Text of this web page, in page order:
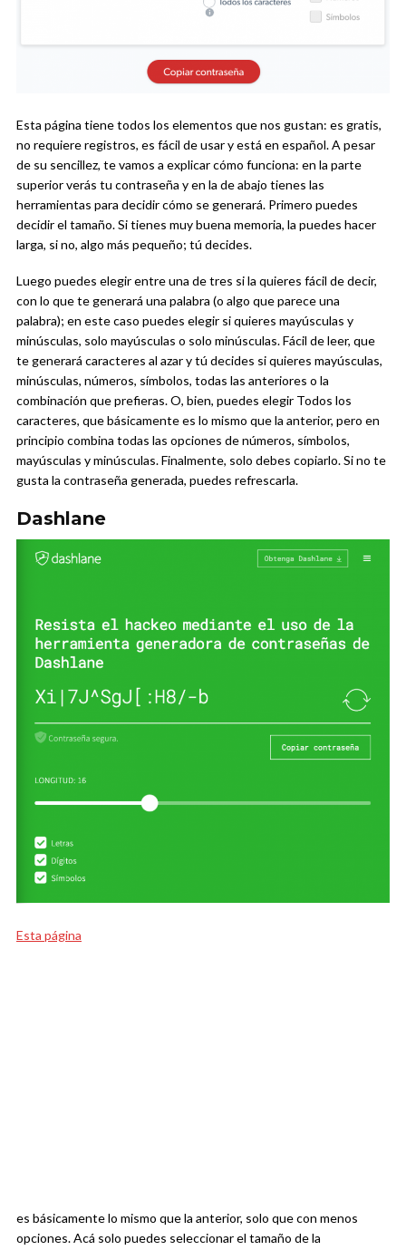
Esta página tiene todos los elementos que nos gustan: es gratis,
no requiere registros, es fácil de usar y está en español. A pesar
de su sencillez, te vamos a explicar cómo funciona: en la parte
superior verás tu contraseña y en la de abajo tienes las
herramientas para decidir cómo se generará. Primero puedes
decidir el tamaño. Si tienes muy buena memoria, la puedes hacer
larga, si no, algo más pequeño; tú decides.
Luego puedes elegir entre una de tres si la quieres fácil de decir,
con lo que te generará una palabra (o algo que parece una
palabra); en este caso puedes elegir si quieres mayúsculas y
minúsculas, solo mayúsculas o solo minúsculas. Fácil de leer, que
te generará caracteres al azar y tú decides si quieres mayúsculas,
minúsculas, números, símbolos, todas las anteriores o la
combinación que prefieras. O, bien, puedes elegir Todos los
caracteres, que básicamente es lo mismo que la anterior, pero en
principio combina todas las opciones de números, símbolos,
mayúsculas y minúsculas. Finalmente, solo debes copiarlo. Si no te
gusta la contraseña generada, puedes refrescarla.
Dashlane
Esta página
es básicamente lo mismo que la anterior, solo que con menos
opciones. Acá solo puedes seleccionar el tamaño de la